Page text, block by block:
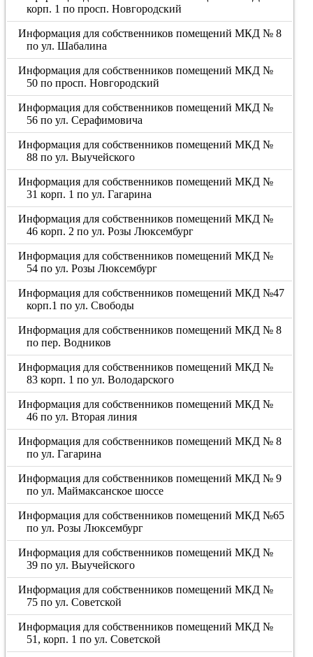
корп. 1 по просп. Новгородский
Информация для собственников помещений МКД № 8
по ул. Шабалина
Информация для собственников помещений МКД №
50 по просп. Новгородский
Информация для собственников помещений МКД №
56 по ул. Серафимовича
Информация для собственников помещений МКД №
88 по ул. Выучейского
Информация для собственников помещений МКД №
31 корп. 1 по ул. Гагарина
Информация для собственников помещений МКД №
46 корп. 2 по ул. Розы Люксембург
Информация для собственников помещений МКД №
54 по ул. Розы Люксембург
Информация для собственников помещений МКД №47
корп.1 по ул. Свободы
Информация для собственников помещений МКД № 8
по пер. Водников
Информация для собственников помещений МКД №
83 корп. 1 по ул. Володарского
Информация для собственников помещений МКД №
46 по ул. Вторая линия
Информация для собственников помещений МКД № 8
по ул. Гагарина
Информация для собственников помещений МКД № 9
по ул. Маймаксанское шоссе
Информация для собственников помещений МКД №65
по ул. Розы Люксембург
Информация для собственников помещений МКД №
39 по ул. Выучейского
Информация для собственников помещений МКД №
75 по ул. Советской
Информация для собственников помещений МКД №
51, корп. 1 по ул. Советской